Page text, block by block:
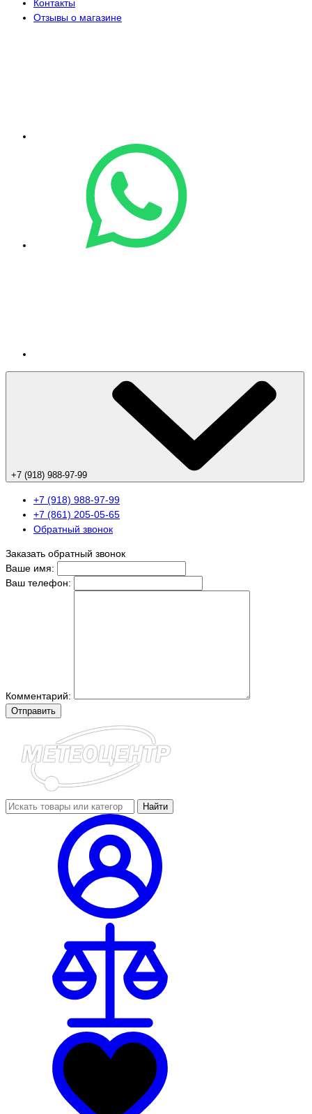
Контакты
Отзывы о магазине
+7 (918) 988-97-99
+7 (918) 988-97-99
+7 (861) 205-05-65
Обратный звонок
Заказать обратный звонок
Ваше имя:
Ваш телефон:
Комментарий:
Отправить
Найти